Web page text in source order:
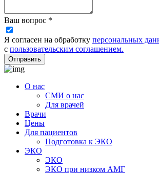
Ваш вопрос *
Я согласен на обработку персональных
с пользовательским соглашением.
Отправить
О нас
СМИ о нас
Для врачей
Врачи
Цены
Для пациентов
Подготовка к ЭКО
ЭКО
ЭКО
ЭКО при низком АМГ